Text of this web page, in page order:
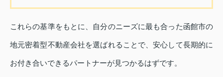
これらの基準をもとに、自分のニーズに最も合った函館市の
地元密着型不動産会社を選ばれることで、安心して長期的に
お付き合いできるパートナーが見つかるはずです。